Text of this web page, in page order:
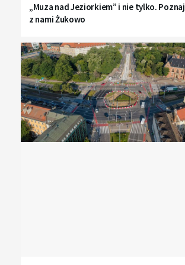
„Muza nad Jeziorkiem” i nie tylko. Poznaj
z nami Żukowo